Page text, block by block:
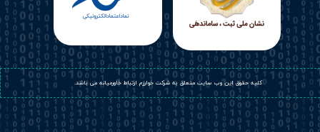
​کلیه حقوق این وب سایت متعلق به شرکت خوارزم ارتباط خاورمیانه می باشد.